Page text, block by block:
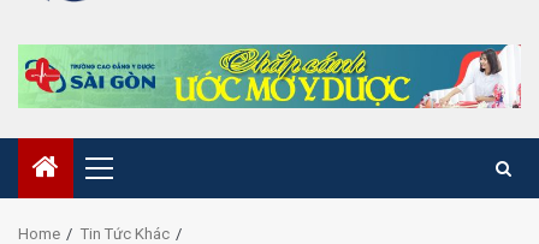
Primary
Menu
Home
Tin Tức Khác